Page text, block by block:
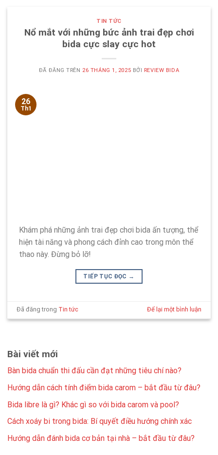
TIN TỨC
Nổ mắt với những bức ảnh trai đẹp chơi
bida cực slay cực hot
ĐÃ ĐĂNG TRÊN 26 THÁNG 1, 2025 BỞI REVIEW BIDA
26
Th1
Khám phá những ảnh trai đẹp chơi bida ấn tượng, thể
hiện tài năng và phong cách đỉnh cao trong môn thể
thao này. Đừng bỏ lỡ!
TIẾP TỤC ĐỌC →
Đã đăng trong Tin tức Để lại một bình luận
Bài viết mới
Bàn bida chuẩn thi đấu cần đạt những tiêu chí nào?
Hướng dẫn cách tính điểm bida carom – bắt đầu từ đâu?
Bida libre là gì? Khác gì so với bida carom và pool?
Cách xoáy bi trong bida: Bí quyết điều hướng chính xác
Hướng dẫn đánh bida cơ bản tại nhà – bắt đầu từ đâu?